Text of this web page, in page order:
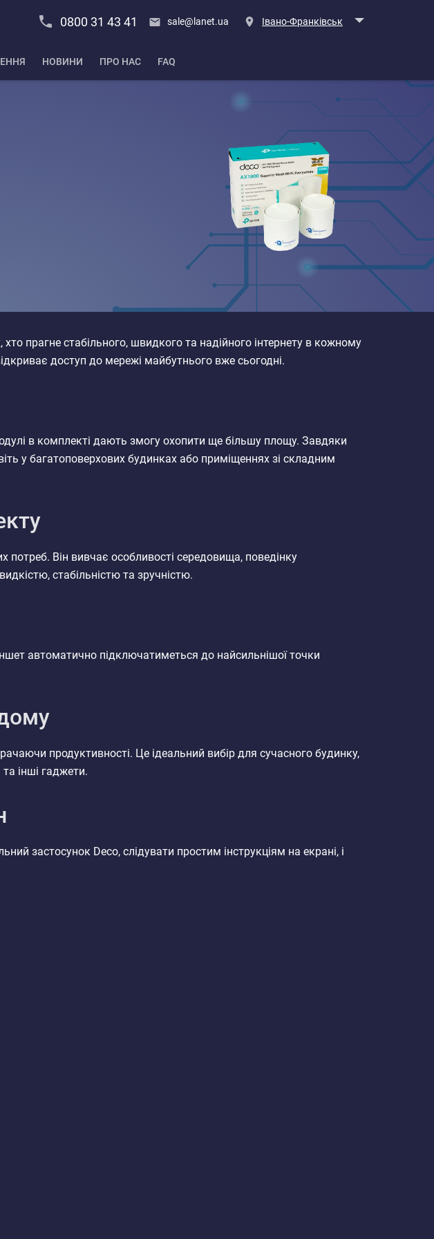
0800 31 43 41 sale@lanet.ua Івано-Франківськ
НОВИНИ ПРО НАС FAQ
прагне стабільного, швидкого та надійного інтернету в кожному
доступ до мережі майбутнього вже сьогодні.
в комплекті дають змогу охопити ще більшу площу. Завдяки
у багатоповерхових будинках або приміщеннях зі складним
потреб. Він вивчає особливості середовища, поведінку
стабільністю та зручністю.
автоматично підключатиметься до найсильнішої точки
продуктивності. Це ідеальний вибір для сучасного будинку,
інші гаджети.
застосунок Deco, слідувати простим інструкціям на екрані, і